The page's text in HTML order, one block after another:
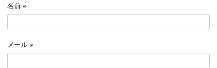
名前 ※
メール ※